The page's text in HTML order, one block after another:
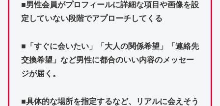
■男性会員がプロフィールに詳細な項目や画像を設
定していない段階でアプローチしてくる
■「すぐに会いたい」「大人の関係希望」「連絡先
交換希望」など男性に都合のいい内容のメッセー
ジが届く。
■具体的な場所を指定するなど、リアルに会えそう